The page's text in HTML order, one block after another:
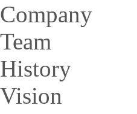
Company
Team
History
Vision